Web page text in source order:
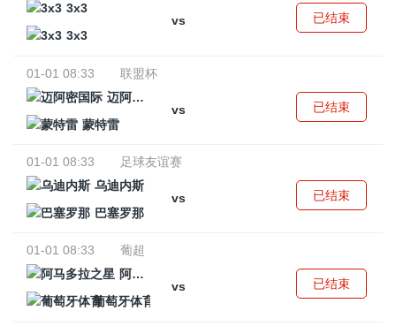
3x3
vs
3x3
已结束
01-01 08:33
联盟杯
迈阿密国际
vs
蒙特雷
已结束
01-01 08:33
足球友谊赛
乌迪内斯
vs
巴塞罗那
已结束
01-01 08:33
葡超
阿马多拉之星
vs
葡萄牙体育
已结束